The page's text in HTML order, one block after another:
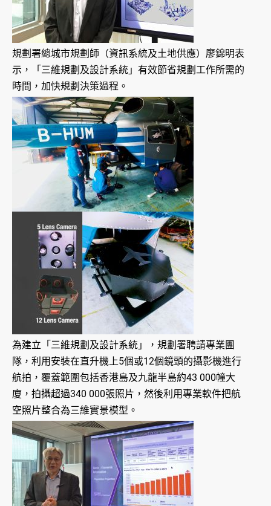
規劃署總城市規劃師（資訊系統及土地供應）廖錦明表
示，「三維規劃及設計系統」有效節省規劃工作所需的
時間，加快規劃決策過程。
為建立「三維規劃及設計系統」，規劃署聘請專業團
隊，利用安裝在直升機上5個或12個鏡頭的攝影機進行
航拍，覆蓋範圍包括香港島及九龍半島約43 000幢大
廈，拍攝超過340 000張照片，然後利用專業軟件把航
空照片整合為三維實景模型。